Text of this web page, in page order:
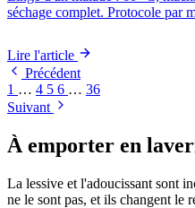
séchage complet. Protocole par
Lire l'article
Précédent
1 … 4 5 6 … 36
Suivant
À emporter en
La lessive et l'adoucissant sont
ne le sont pas, et ils changent le